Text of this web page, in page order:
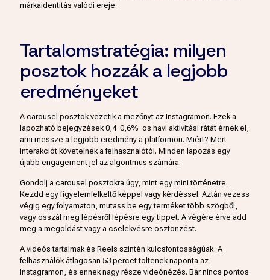
márkaidentitás valódi ereje.
Tartalomstratégia: milyen
posztok hozzák a legjobb
eredményeket
A carousel posztok vezetik a mezőnyt az Instagramon. Ezek a
lapozható bejegyzések 0,4-0,6%-os havi aktivitási rátát érnek el,
ami messze a legjobb eredmény a platformon. Miért? Mert
interakciót követelnek a felhasználótól. Minden lapozás egy
újabb engagement jel az algoritmus számára.
Gondolj a carousel posztokra úgy, mint egy mini történetre.
Kezdd egy figyelemfelkeltő képpel vagy kérdéssel. Aztán vezess
végig egy folyamaton, mutass be egy terméket több szögből,
vagy osszál meg lépésről lépésre egy tippet. A végére érve add
meg a megoldást vagy a cselekvésre ösztönzést.
A videós tartalmak és Reels szintén kulcsfontosságúak. A
felhasználók átlagosan 53 percet töltenek naponta az
Instagramon, és ennek nagy része videónézés. Bár nincs pontos